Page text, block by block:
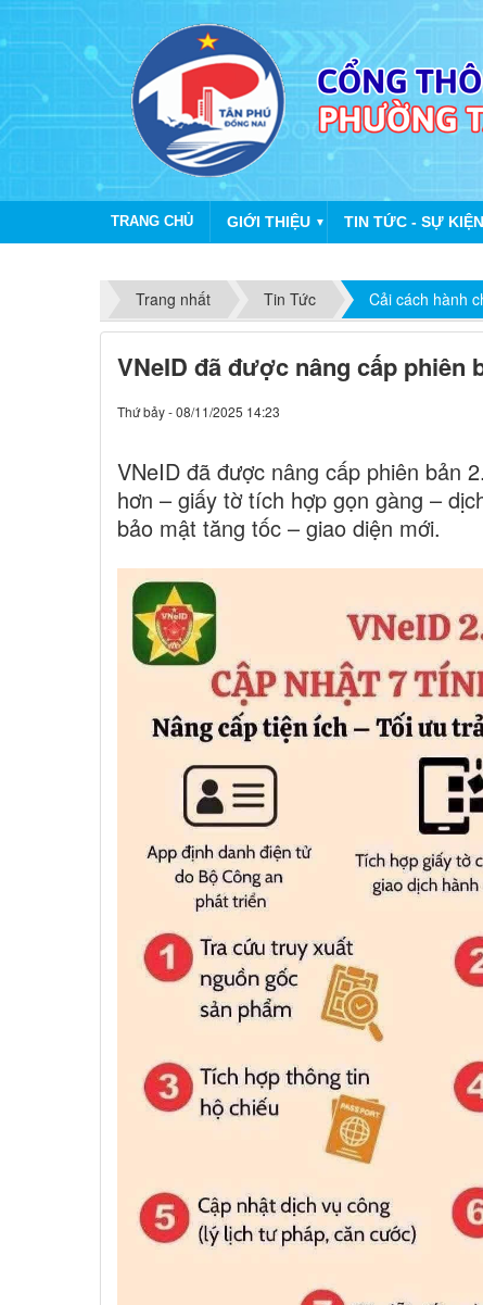
TRANG CHỦ GIỚI THIỆU ▼ TIN TỨC - SỰ KIỆN
Trang nhất
Tin Tức Cải cách hành
VNeID đã được nâng cấp phiên
Thứ bảy - 08/11/2025 14:23
VNeID đã được nâng cấp phiên bản
hơn – giấy tờ tích hợp gọn gàng –
bảo mật tăng tốc – giao diện mới.